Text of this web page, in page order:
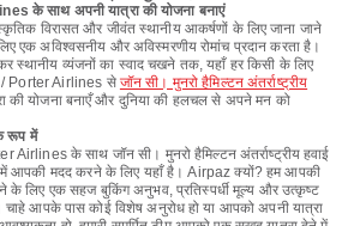
के साथ अपनी यात्रा की योजना बनाएं
विरासत और जीवंत स्थानीय आकर्षणों के लिए जाना जाने
एक अविश्वसनीय और अविस्मरणीय रोमांच प्रदान करता है।
स्थानीय व्यंजनों का स्वाद चखने तक, यहाँ हर किसी के लिए
/ Porter Airlines से जॉन सी। मुनरो हैमिल्टन अंतर्राष्ट्रीय
की योजना बनाएँ और दुनिया की हलचल से अपने मन को
रूप में
Airlines के साथ जॉन सी। मुनरो हैमिल्टन अंतर्राष्ट्रीय हवाई
आपकी मदद करने के लिए यहाँ है। Airpaz क्यों? हम आपकी
के लिए एक सहज बुकिंग अनुभव, प्रतिस्पर्धी मूल्य और उत्कृष्ट
चाहे आपके पास कोई विशेष अनुरोध हो या आपको अपनी यात्रा